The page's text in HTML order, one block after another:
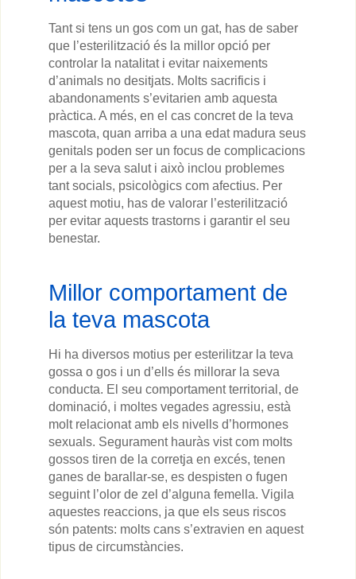
Tant si tens un gos com un gat, has de saber
que l’esterilització és la millor opció per
controlar la natalitat i evitar naixements
d’animals no desitjats. Molts sacrificis i
abandonaments s’evitarien amb aquesta
pràctica. A més, en el cas concret de la teva
mascota, quan arriba a una edat madura seus
genitals poden ser un focus de complicacions
per a la seva salut i això inclou problemes
tant socials, psicològics com afectius. Per
aquest motiu, has de valorar l’esterilització
per evitar aquests trastorns i garantir el seu
benestar.
Millor comportament de
la teva mascota
Hi ha diversos motius per esterilitzar la teva
gossa o gos i un d’ells és millorar la seva
conducta. El seu comportament territorial, de
dominació, i moltes vegades agressiu, està
molt relacionat amb els nivells d’hormones
sexuals. Segurament hauràs vist com molts
gossos tiren de la corretja en excés, tenen
ganes de barallar-se, es despisten o fugen
seguint l’olor de zel d’alguna femella. Vigila
aquestes reaccions, ja que els seus riscos
són patents: molts cans s’extravien en aquest
tipus de circumstàncies.